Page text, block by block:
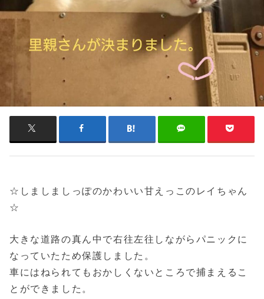
☆しましましっぽのかわいい甘えっこのレイちゃん
☆
大きな道路の真ん中で右往左往しながらパニックに
なっていたため保護しました。
車にはねられてもおかしくないところで捕まえるこ
とができました。